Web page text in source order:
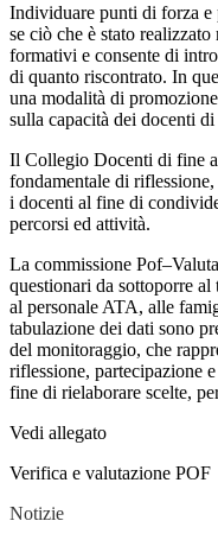
Individuare punti di forza e
se ciò che è stato
formativi e consente di
di quanto riscontrato. In
una modalità di
sulla capacità dei docenti
Il Collegio Docenti di fine
fondamentale di
i docenti al fine di
percorsi ed attività.
La commissione
questionari da sottoporre al
al personale ATA, alle
tabulazione dei dati sono
del monitoraggio, che
riflessione, partecipazione
fine di rielaborare scelte,
Vedi allegato
Verifica e valutazione POF
Notizie